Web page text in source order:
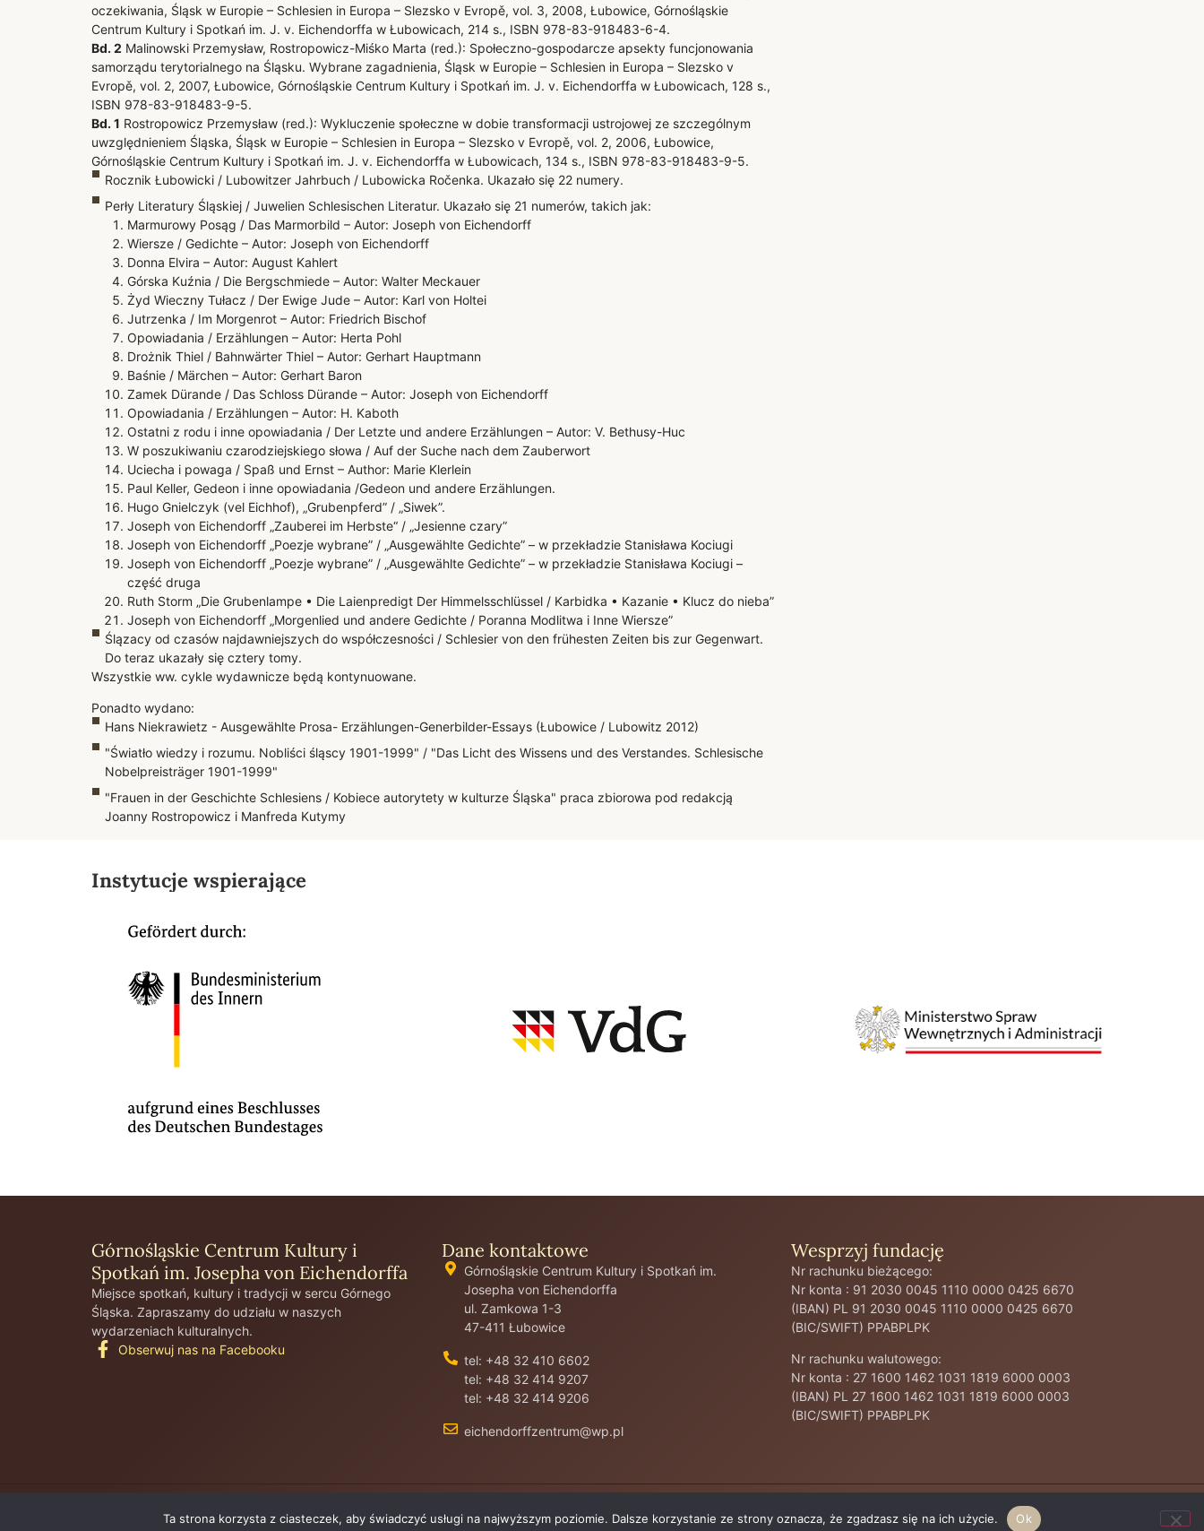
oczekiwania, Śląsk w Europie – Schlesien in Europa – Slezsko v Evropě, vol. 3, 2008, Łubowice, Górnośląskie
Centrum Kultury i Spotkań im. J. v. Eichendorffa w Łubowicach, 214 s., ISBN 978-83-918483-6-4.
Bd. 2 Malinowski Przemysław, Rostropowicz-Miśko Marta (red.): Społeczno-gospodarcze apsekty funcjonowania
samorządu terytorialnego na Śląsku. Wybrane zagadnienia, Śląsk w Europie – Schlesien in Europa – Slezsko v
Evropě, vol. 2, 2007, Łubowice, Górnośląskie Centrum Kultury i Spotkań im. J. v. Eichendorffa w Łubowicach, 128 s.,
ISBN 978-83-918483-9-5.
Bd. 1 Rostropowicz Przemysław (red.): Wykluczenie społeczne w dobie transformacji ustrojowej ze szczególnym
uwzględnieniem Śląska, Śląsk w Europie – Schlesien in Europa – Slezsko v Evropě, vol. 2, 2006, Łubowice,
Górnośląskie Centrum Kultury i Spotkań im. J. v. Eichendorffa w Łubowicach, 134 s., ISBN 978-83-918483-9-5.
Rocznik Łubowicki / Lubowitzer Jahrbuch / Lubowicka Ročenka. Ukazało się 22 numery.
Perły Literatury Śląskiej / Juwelien Schlesischen Literatur. Ukazało się 21 numerów, takich jak:
Marmurowy Posąg / Das Marmorbild – Autor: Joseph von Eichendorff
Wiersze / Gedichte – Autor: Joseph von Eichendorff
Donna Elvira – Autor: August Kahlert
Górska Kuźnia / Die Bergschmiede – Autor: Walter Meckauer
Żyd Wieczny Tułacz / Der Ewige Jude – Autor: Karl von Holtei
Jutrzenka / Im Morgenrot – Autor: Friedrich Bischof
Opowiadania / Erzählungen – Autor: Herta Pohl
Drożnik Thiel / Bahnwärter Thiel – Autor: Gerhart Hauptmann
Baśnie / Märchen – Autor: Gerhart Baron
Zamek Dürande / Das Schloss Dürande – Autor: Joseph von Eichendorff
Opowiadania / Erzählungen – Autor: H. Kaboth
Ostatni z rodu i inne opowiadania / Der Letzte und andere Erzählungen – Autor: V. Bethusy-Huc
W poszukiwaniu czarodziejskiego słowa / Auf der Suche nach dem Zauberwort
Uciecha i powaga / Spaß und Ernst – Author: Marie Klerlein
Paul Keller, Gedeon i inne opowiadania /Gedeon und andere Erzählungen.
Hugo Gnielczyk (vel Eichhof), „Grubenpferd” / „Siwek”.
Joseph von Eichendorff „Zauberei im Herbste“ / „Jesienne czary”
Joseph von Eichendorff „Poezje wybrane” / „Ausgewählte Gedichte” – w przekładzie Stanisława Kociugi
Joseph von Eichendorff „Poezje wybrane” / „Ausgewählte Gedichte” – w przekładzie Stanisława Kociugi –
część druga
Ruth Storm „Die Grubenlampe • Die Laienpredigt Der Himmelsschlüssel / Karbidka • Kazanie • Klucz do nieba”
Joseph von Eichendorff „Morgenlied und andere Gedichte / Poranna Modlitwa i Inne Wiersze”
Ślązacy od czasów najdawniejszych do współczesności / Schlesier von den frühesten Zeiten bis zur Gegenwart.
Do teraz ukazały się cztery tomy.
Wszystkie ww. cykle wydawnicze będą kontynuowane.
Ponadto wydano:
Hans Niekrawietz - Ausgewählte Prosa- Erzählungen-Generbilder-Essays (Łubowice / Lubowitz 2012)
"Światło wiedzy i rozumu. Nobliści śląscy 1901-1999" / "Das Licht des Wissens und des Verstandes. Schlesische
Nobelpreisträger 1901-1999"
"Frauen in der Geschichte Schlesiens / Kobiece autorytety w kulturze Śląska" praca zbiorowa pod redakcją
Joanny Rostropowicz i Manfreda Kutymy
Instytucje wspierające
Górnośląskie Centrum Kultury i
Spotkań im. Josepha von Eichendorffa
Miejsce spotkań, kultury i tradycji w sercu Górnego
Śląska. Zapraszamy do udziału w naszych
wydarzeniach kulturalnych.
Obserwuj nas na Facebooku
Dane kontaktowe
Górnośląskie Centrum Kultury i Spotkań im.
Josepha von Eichendorffa
ul. Zamkowa 1-3
47-411 Łubowice
tel: +48 32 410 6602
tel: +48 32 414 9207
tel: +48 32 414 9206
eichendorffzentrum@wp.pl
Wesprzyj fundację
Nr rachunku bieżącego:
Nr konta : 91 2030 0045 1110 0000 0425 6670
(IBAN) PL 91 2030 0045 1110 0000 0425 6670
(BIC/SWIFT) PPABPLPK
Nr rachunku walutowego:
Nr konta : 27 1600 1462 1031 1819 6000 0003
(IBAN) PL 27 1600 1462 1031 1819 6000 0003
(BIC/SWIFT) PPABPLPK
Copyright © 2025 GCKiS Łubowice
Ta strona korzysta z ciasteczek, aby świadczyć usługi na najwyższym poziomie. Dalsze korzystanie ze strony oznacza, że zgadzasz się na ich użycie. Ok